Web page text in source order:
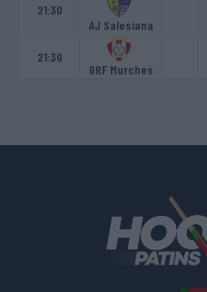
21:30
AJ Salesiana
21:30
GRF Murches